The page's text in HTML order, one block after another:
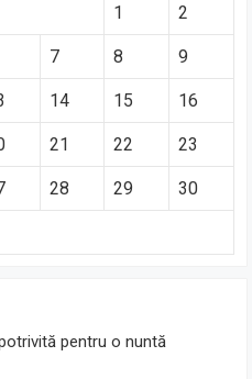
1 2
7 8 9
14 15 16
21 22 23
28 29 30
pentru o nuntă